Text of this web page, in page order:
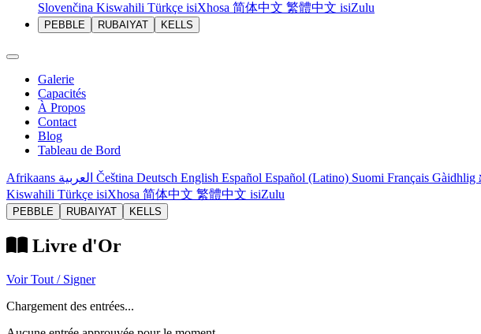
Slovenčina Kiswahili Türkçe isiXhosa 简体中文 繁體中文 isiZulu
PEBBLE RUBAIYAT KELLS
Galerie
Capacités
À Propos
Contact
Blog
Tableau de Bord
Afrikaans Čeština Deutsch English Español Español (Latino) Suomi Français Gàidhlig
Kiswahili Türkçe isiXhosa 简体中文 繁體中文 isiZulu
PEBBLE RUBAIYAT KELLS
Livre d'Or
Voir Tout / Signer
Chargement des entrées...